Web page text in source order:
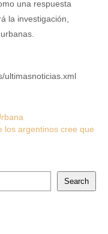
una respuesta
la investigación,
ultimasnoticias.xml
los argentinos cree que
Search